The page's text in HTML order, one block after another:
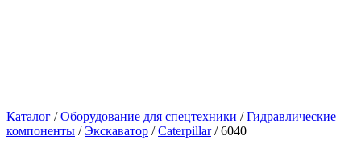
Каталог /Оборудование для спецтехники /Гидравлические
компоненты /Экскаватор /Caterpillar/6040